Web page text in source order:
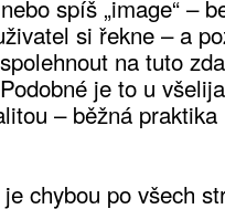
spíš „image“ –
si řekne – a
na tuto
je to u
– běžná
chybou po všech